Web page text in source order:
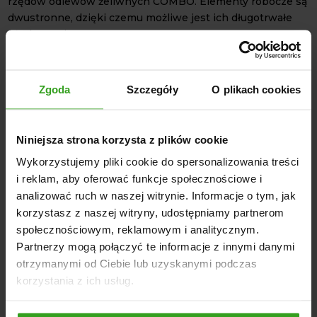
Zgoda Szczegóły O plikach cookies
Niniejsza strona korzysta z plików cookie
Wykorzystujemy pliki cookie do spersonalizowania treści
i reklam, aby oferować funkcje społecznościowe i
analizować ruch w naszej witrynie. Informacje o tym, jak
korzystasz z naszej witryny, udostępniamy partnerom
społecznościowym, reklamowym i analitycznym.
Partnerzy mogą połączyć te informacje z innymi danymi
otrzymanymi od Ciebie lub uzyskanymi podczas
korzystania z ich usług.
dwustronne, dzięki czemu możliwe jest ich długotrwałe
użytkowanie.
Mocowanie TUZ I kategorii
Konstrukcja łańcuchowa
Dwustronne elementy robocze
Regulacja głębokości orki
Malowanie proszkowe